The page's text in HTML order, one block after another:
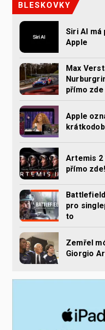
BLESKOVKY
Siri AI má
Apple
Max
přímo zde
Apple
Artemis
přímo zde!
pro
to
Zemřel
Giorgio